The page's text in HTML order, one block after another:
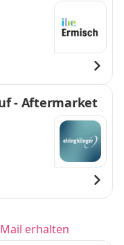
- Aftermarket
erhalten